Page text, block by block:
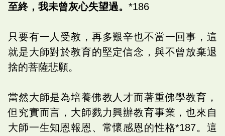
至終，我未曾灰心失望過。 *186
只要有一人受教，再多艱辛也不當一回事，這
就是大師對於教育的堅定信念，與不曾放棄退
捨的菩薩悲願。
當然大師是為培養佛教人才而著重佛學教育，
但究實而言，大師戮力興辦教育事業，也來自
大師一生知恩報恩、常懷感恩的性格*187。這